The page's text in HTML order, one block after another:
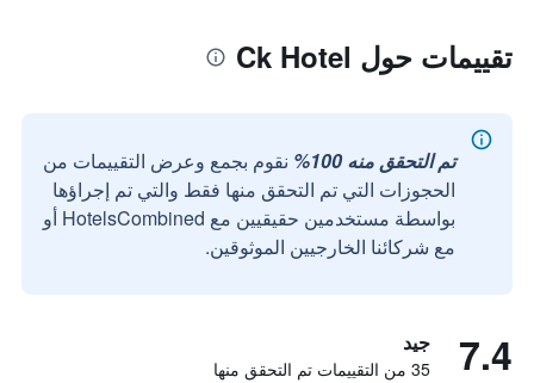
تقييمات حول Ck Hotel
تم التحقق منه 100%
نقوم بجمع وعرض التقييمات من
الحجوزات التي تم التحقق منها فقط والتي تم إجراؤها
بواسطة مستخدمين حقيقيين مع HotelsCombined أو
مع شركائنا الخارجيين الموثوقين.
7.4 جيد
35 من التقييمات تم التحقق منها